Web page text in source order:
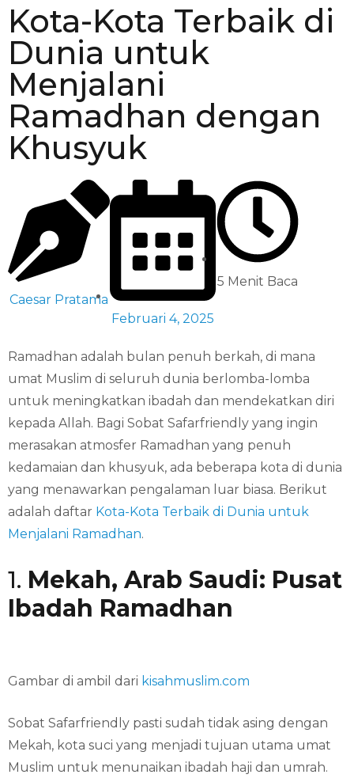
Kota-Kota Terbaik di
Dunia untuk
Menjalani
Ramadhan dengan
Khusyuk
Caesar Pratama
Februari 4, 2025
5 Menit Baca
Ramadhan adalah bulan penuh berkah, di mana
umat Muslim di seluruh dunia berlomba-lomba
untuk meningkatkan ibadah dan mendekatkan diri
kepada Allah. Bagi Sobat Safarfriendly yang ingin
merasakan atmosfer Ramadhan yang penuh
kedamaian dan khusyuk, ada beberapa kota di dunia
yang menawarkan pengalaman luar biasa. Berikut
adalah daftar Kota-Kota Terbaik di Dunia untuk
Menjalani Ramadhan.
1. Mekah, Arab Saudi: Pusat
Ibadah Ramadhan
Gambar di ambil dari kisahmuslim.com
Sobat Safarfriendly pasti sudah tidak asing dengan
Mekah, kota suci yang menjadi tujuan utama umat
Muslim untuk menunaikan ibadah haji dan umrah.